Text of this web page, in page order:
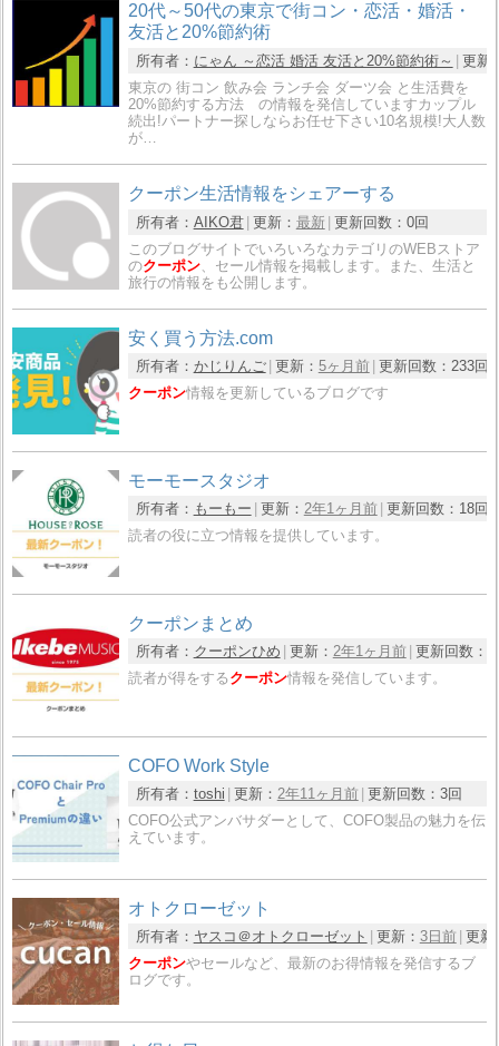
20代～50代の東京で街コン・恋活・婚活・
友活と20%節約術
所有者： にゃん ～恋活 婚活 友活と20%節約術～
更新
東京の 街コン 飲み会 ランチ会 ダーツ会 と生活費を
20%節約する方法 の情報を発信していますカップル
続出!パートナー探しならお任せ下さい10名規模!大人数
が…
クーポン生活情報をシェアーする
所有者： AIKO君 更新： 最新 更新回数： 0回
このブログサイトでいろいろなカテゴリのWEBストア
のクーポン 、セール情報を掲載します。また、生活と
旅行の情報をも公開します。
安く買う方法.com
所有者： かじりんご 更新： 5ヶ月前 更新回数： 233回
クーポン情報を更新しているブログです
モーモースタジオ
所有者： もーもー 更新： 2年1ヶ月前 更新回数： 18回
読者の役に立つ情報を提供しています。
クーポンまとめ
所有者： クーポンひめ 更新： 2年1ヶ月前 更新回数：
読者が得をするクーポン情報を発信しています。
COFO Work Style
所有者： toshi 更新： 2年11ヶ月前 更新回数： 3回
COFO公式アンバサダーとして、COFO製品の魅力を伝
えています。
オトクローゼット
所有者： ヤスコ＠オトクローゼット 更新： 3日前 更新
クーポンやセールなど、最新のお得情報を発信するブ
ログです。